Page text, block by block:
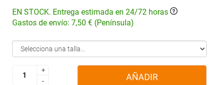
EN STOCK. Entrega estimada en 24/72 horas
Gastos de envío: 7,50 € (Península)
+
-
+
-
AÑADIR